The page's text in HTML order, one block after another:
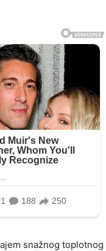
snažnog toplotnog